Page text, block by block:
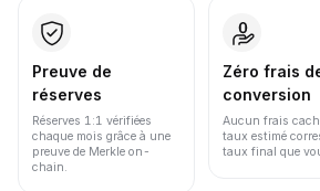
Preuve de
réserves
Réserves 1:1 vérifiées
chaque mois grâce à une
preuve de Merkle on-
chain.
Zéro frais
conversion
Aucun frais
taux estimé
taux final que